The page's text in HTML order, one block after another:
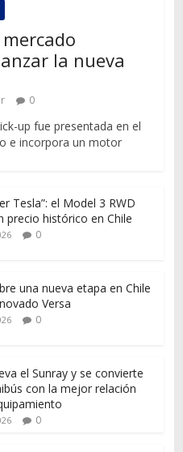
la nueva
0
up fue presentada en el
e incorpora un motor
Tesla”: el Model 3 RWD
precio histórico en Chile
0
una nueva etapa en Chile
Versa
0
el Sunray y se convierte
con la mejor relación
0